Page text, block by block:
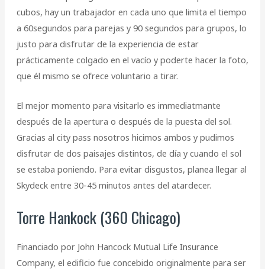
cubos, hay un trabajador en cada uno que limita el tiempo
a 60segundos para parejas y 90 segundos para grupos, lo
justo para disfrutar de la experiencia de estar
prácticamente colgado en el vacío y poderte hacer la foto,
que él mismo se ofrece voluntario a tirar.
El mejor momento para visitarlo es immediatmante
después de la apertura o después de la puesta del sol.
Gracias al city pass nosotros hicimos ambos y pudimos
disfrutar de dos paisajes distintos, de día y cuando el sol
se estaba poniendo. Para evitar disgustos, planea llegar al
Skydeck entre 30-45 minutos antes del atardecer.
Torre Hankock (360 Chicago)
Financiado por John Hancock Mutual Life Insurance
Company, el edificio fue concebido originalmente para ser